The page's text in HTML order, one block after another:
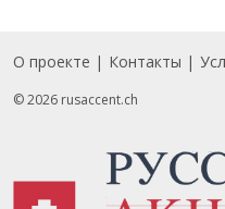
Footer
О проекте Контакты
© 2026 rusaccent.ch